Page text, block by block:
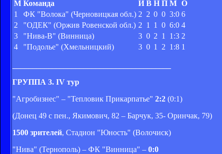
М Команда И В Н П М О
1
ФК "Волока" (Черновицкая обл.) 2 2 0 0 3:0 6
2
"ОДЕК" (Оржив Ровенской обл.) 2 1 1 0 6:0 4
3
"Нива-В" (Винница) 3 0 2 1 1:3 2
4
"Подолье" (Хмельницкий) 3 0 1 2 1:8 1
ГРУППА 3. IV тур
"Агробизнес" – "Тепловик Прикарпатье" 2:2 (0:1)
(Донец 49 с пен., Якимович, 82 – Барчук, 35- Оринчак, 79)
1500 зрителей, Стадион "Юность" (Волочиск)
"Нива" (Тернополь) – ФК "Винница" – 0:0